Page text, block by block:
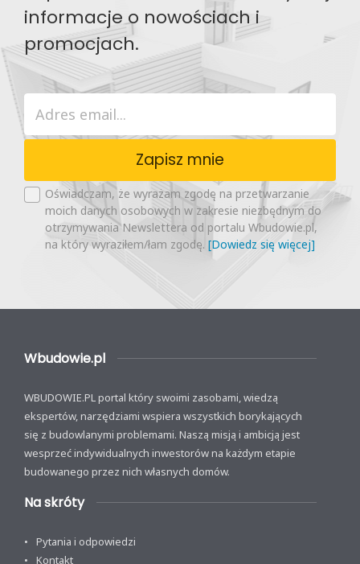
informacje o nowościach i
promocjach.
Zapisz mnie
Oświadczam, że wyrażam zgodę na przetwarzanie
moich danych osobowych w zakresie niezbędnym do
otrzymywania Newslettera od portalu Wbudowie.pl,
na który wyraziłem/łam zgodę. [Dowiedz się więcej]
Wbudowie.pl
WBUDOWIE.PL portal który swoimi zasobami, wiedzą
ekspertów, narzędziami wspiera wszystkich borykających
się z budowlanymi problemami. Naszą misją i ambicją jest
wesprzeć indywidualnych inwestorów na każdym etapie
budowanego przez nich własnych domów.
Na skróty
Pytania i odpowiedzi
Kontakt